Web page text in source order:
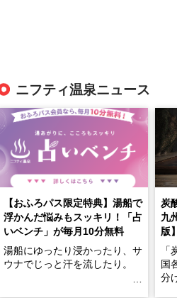
ニフティ温泉ニュース
【おふろパス限定特典】湯船で
浮かんだ悩みもスッキリ！「占
いベンチ」が毎月10分無料
湯船にゆったり浸かったり、サ
ウナでじっと汗を流したり。
炭
九
版】
国
分